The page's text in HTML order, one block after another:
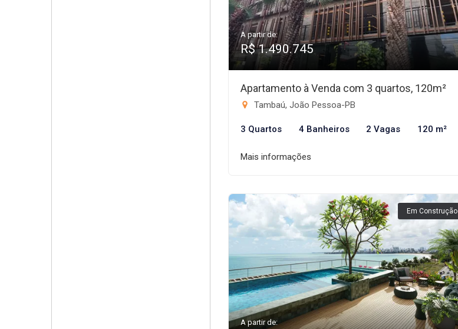
A partir de:
R$ 1.490.745
Apartamento à Venda com 3 quartos, 120m²
Tambaú, João Pessoa-PB
3 Quartos 4 Banheiros 2 Vagas 120 m²
Mais informações
Em Construção
A partir de: